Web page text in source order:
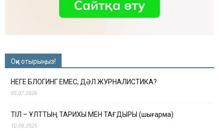
Оқи отырыңыз!
НЕГЕ БЛОГИНГ ЕМЕС, ДӘЛ ЖУРНАЛИСТИКА?
05.07.2026
ТІЛ – ҰЛТТЫҢ ТАРИХЫ МЕН ТАҒДЫРЫ (шығарма)
10.09.2025